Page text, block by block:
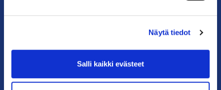
Näytä tiedot
Salli kaikki evästeet
PIKALINKIT